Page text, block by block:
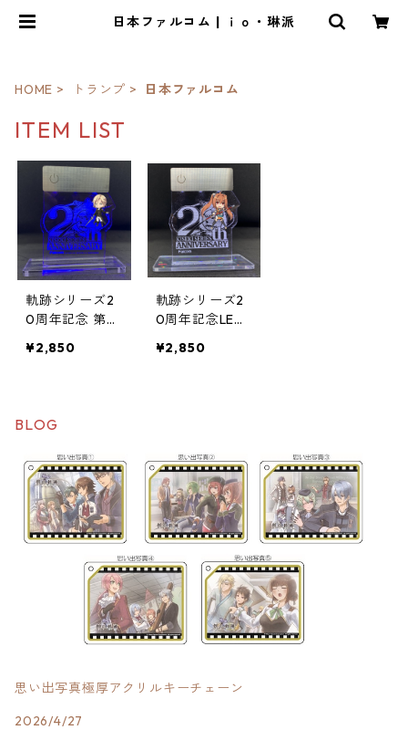
日本ファルコム | ｉｏ・琳派
HOME トランプ 日本ファルコム
ITEM LIST
軌跡シリーズ2
0周年記念 第2
スタンド
¥2,850
軌跡シリーズ2
0周年記念LED
ド
¥2,850
BLOG
思い出写真極厚アクリルキーチェーン
2026/4/27